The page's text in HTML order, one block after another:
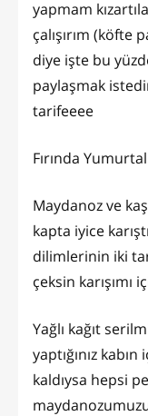
yapmam
çalışırım (köfte
diye işte bu
paylaşmak
tarifeeee
Fırında
Maydanoz ve
kapta iyice
dilimlerinin iki
çeksin karışımı
Yağlı kağıt
yaptığınız
kaldıysa hepsi